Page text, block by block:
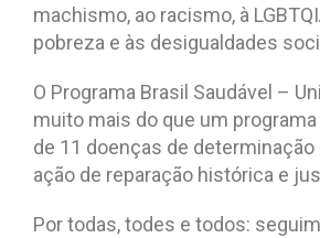
machismo, ao racismo, à
pobreza e às desigualdades
O Programa Brasil Saudável –
muito mais do que um
de 11 doenças de determinação
ação de reparação histórica e
Por todas, todes e todos: